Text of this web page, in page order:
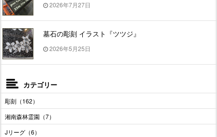
2026年7月27日
墓石の彫刻 イラスト『ツツジ』
2026年5月25日
カテゴリー
彫刻（162）
湘南森林霊園（7）
Jリーグ（6）